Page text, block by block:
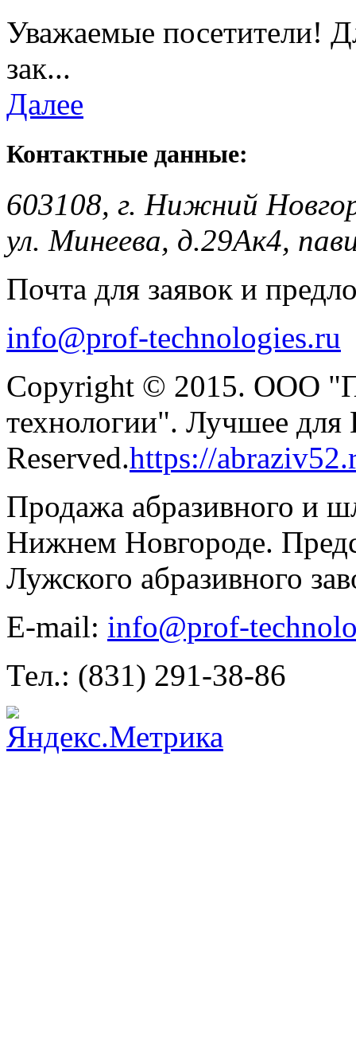
Уважаемые посетители!
зак...
Далее
Контактные данные:
603108, г. Нижний
ул. Минеева, д.29Ак4,
Почта для заявок и
info@prof-technologies.ru
Copyright © 2015. ООО
технологии". Лучшее
Reserved.https://
Продажа абразивного и
Нижнем Новгороде.
Лужского абразивного
E-mail: info@prof-
Тел.: (831) 291-38-86